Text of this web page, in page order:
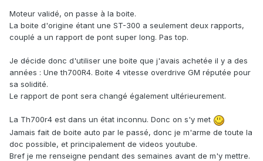
Moteur validé, on passe à la boite.
La boite d'origine étant une ST-300 a seulement deux rapports,
couplé a un rapport de pont super long. Pas top.
Je décide donc d'utiliser une boite que j'avais achetée il y a des
années : Une th700R4. Boite 4 vitesse overdrive GM réputée pour
sa solidité.
Le rapport de pont sera changé également ultérieurement.
La Th700r4 est dans un état inconnu. Donc on s'y met
Jamais fait de boite auto par le passé, donc je m'arme de toute la
doc possible, et principalement de videos youtube.
Bref je me renseigne pendant des semaines avant de m'y mettre.